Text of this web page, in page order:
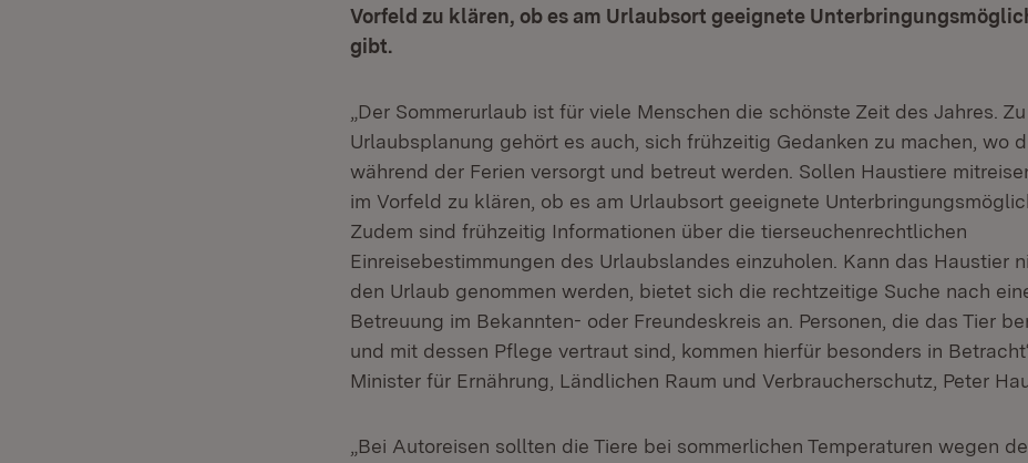
Vorfeld zu klären, ob es am Urlaubsort geeignete
gibt.
„Der Sommerurlaub ist für viele Menschen die schönste Zeit des Jahres.
Urlaubsplanung gehört es auch, sich frühzeitig Gedanken zu machen, wo
während der Ferien versorgt und betreut werden. Sollen Haustiere
im Vorfeld zu klären, ob es am Urlaubsort geeignete
Zudem sind frühzeitig Informationen über die tierseuchenrechtlichen
Einreisebestimmungen des Urlaubslandes einzuholen. Kann das Haustier
den Urlaub genommen werden, bietet sich die rechtzeitige Suche nach
Betreuung im Bekannten- oder Freundeskreis an. Personen, die das Tier
und mit dessen Pflege vertraut sind, kommen hierfür besonders in
Minister für Ernährung, Ländlichen Raum und Verbraucherschutz, Peter
„Bei Autoreisen sollten die Tiere bei sommerlichen Temperaturen wegen